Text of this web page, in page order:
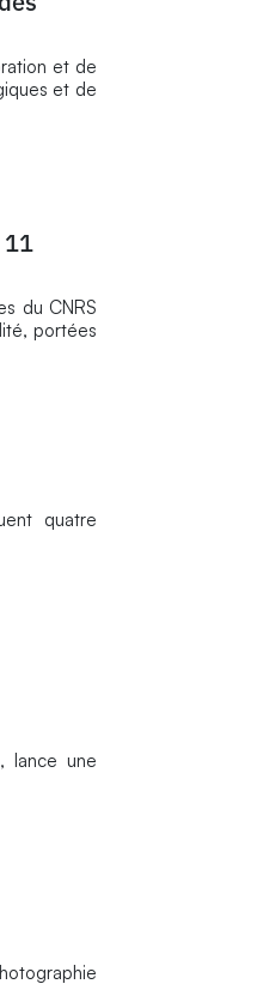
et de
et de
11
du CNRS
portées
quatre
lance une